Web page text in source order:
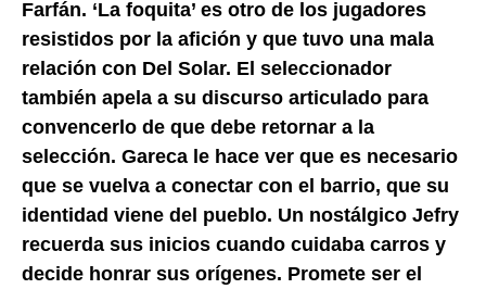
Farfán. ‘La foquita’ es otro de los jugadores
resistidos por la afición y que tuvo una mala
relación con Del Solar. El seleccionador
también apela a su discurso articulado para
convencerlo de que debe retornar a la
selección. Gareca le hace ver que es necesario
que se vuelva a conectar con el barrio, que su
identidad viene del pueblo. Un nostálgico Jefry
recuerda sus inicios cuando cuidaba carros y
decide honrar sus orígenes. Promete ser el